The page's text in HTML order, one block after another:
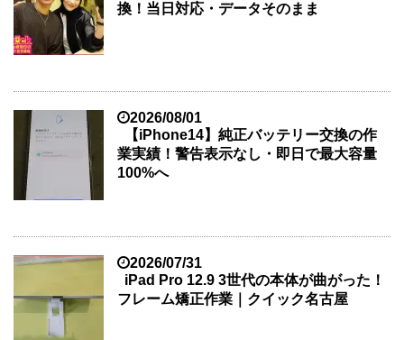
換！当日対応・データそのまま
2026/08/01
【iPhone14】純正バッテリー交換の作
業実績！警告表示なし・即日で最大容量
100%へ
2026/07/31
iPad Pro 12.9 3世代の本体が曲がった！
フレーム矯正作業｜クイック名古屋